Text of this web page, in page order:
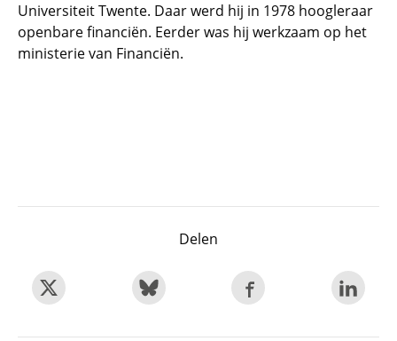
Universiteit Twente. Daar werd hij in 1978 hoogleraar
openbare financiën. Eerder was hij werkzaam op het
ministerie van Financiën.
Delen